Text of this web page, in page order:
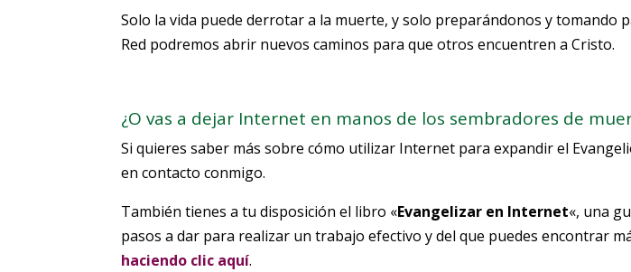
Solo la vida puede derrotar a la muerte, y solo preparándonos y tomando
Red podremos abrir nuevos caminos para que otros encuentren a Cristo.
¿O vas a dejar Internet en manos de los sembradores de
Si quieres saber más sobre cómo utilizar Internet para expandir el
en contacto conmigo.
También tienes a tu disposición el libro «Evangelizar en Internet«, una
pasos a dar para realizar un trabajo efectivo y del que puedes encontrar
haciendo clic aquí.